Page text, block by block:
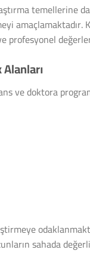
temellerine
profesyonel
ve doktora
sahada